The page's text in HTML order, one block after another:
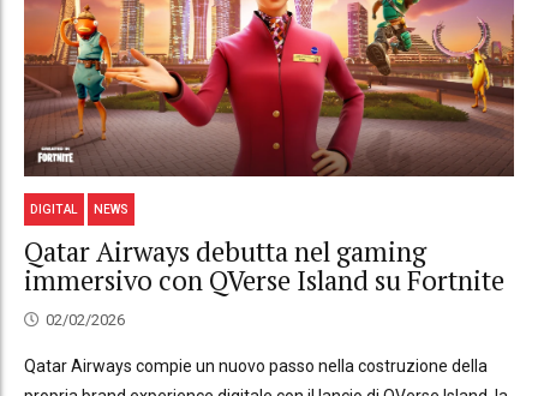
DIGITAL NEWS
Qatar Airways debutta nel gaming
immersivo con QVerse Island su Fortnite
02/02/2026
Qatar Airways compie un nuovo passo nella costruzione della